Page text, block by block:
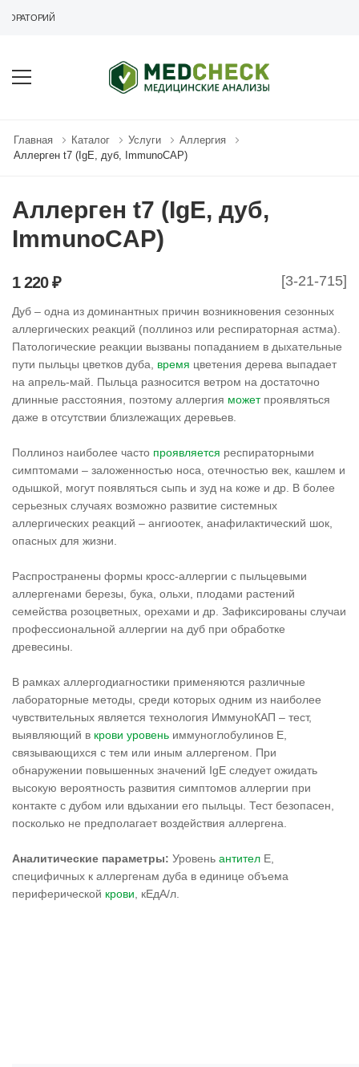
Главная Каталог Услуги
Аллергия
Аллерген t7 (IgE, дуб, ImmunoCAP)
Аллерген t7 (IgE, дуб,
ImmunoCAP)
[3-21-715]
1 220 ₽
Дуб – одна из доминантных причин возникновения сезонных
аллергических реакций (поллиноз или респираторная астма).
Патологические реакции вызваны попаданием в дыхательные
пути пыльцы цветков дуба, время цветения дерева выпадает
на апрель-май. Пыльца разносится ветром на достаточно
длинные расстояния, поэтому аллергия можетпроявляться
даже в отсутствии близлежащих деревьев.
Поллиноз наиболее часто проявляется респираторными
симптомами – заложенностью носа, отечностью век, кашлем и
одышкой, могут появляться сыпь и зуд на коже и др. В более
серьезных случаях возможно развитие системных
аллергических реакций – ангиоотек, анафилактический шок,
опасных для жизни.
Распространены формы кросс-аллергии с пыльцевыми
аллергенами березы, бука, ольхи, плодами растений
семейства розоцветных, орехами и др. Зафиксированы случаи
профессиональной аллергии на дуб при обработке
древесины.
В рамках аллергодиагностики применяются различные
лабораторные методы, среди которых одним из наиболее
чувствительных является технология ИммуноКАП – тест,
выявляющий в крови уровень иммуноглобулинов Е,
связывающихся с тем или иным аллергеном. При
обнаружении повышенных значений IgE следует ожидать
высокую вероятность развития симптомов аллергии при
контакте с дубом или вдыхании его пыльцы. Тест безопасен,
посколько не предполагает воздействия аллергена.
Аналитические параметры: Уровень антител Е,
специфичных к аллергенам дуба в единице объема
периферической крови , кЕдА/л.